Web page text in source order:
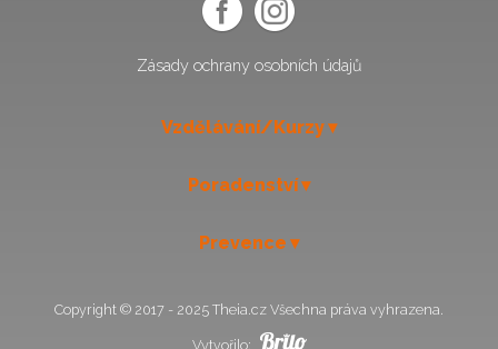
Zásady ochrany osobních údajů
Vzdělávání/Kurzy
Poradenství
Prevence
Copyright © 2017 - 2025 Theia.cz Všechna práva vyhrazena.
Vytvořilo: